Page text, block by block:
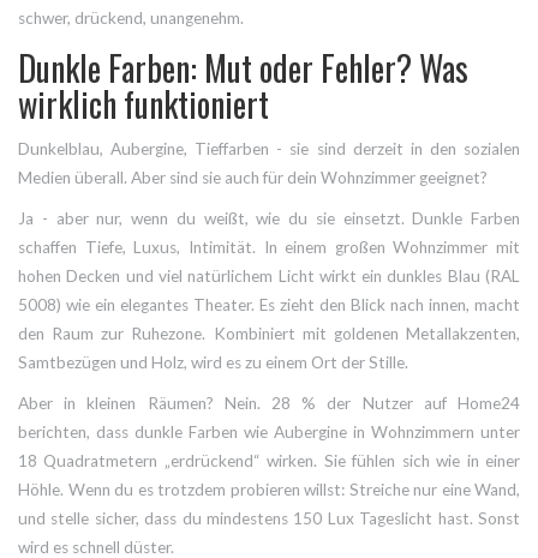
schwer, drückend, unangenehm.
Dunkle Farben: Mut oder Fehler? Was
wirklich funktioniert
Dunkelblau, Aubergine, Tieffarben - sie sind derzeit in den sozialen
Medien überall. Aber sind sie auch für dein Wohnzimmer geeignet?
Ja - aber nur, wenn du weißt, wie du sie einsetzt. Dunkle Farben
schaffen Tiefe, Luxus, Intimität. In einem großen Wohnzimmer mit
hohen Decken und viel natürlichem Licht wirkt ein dunkles Blau (RAL
5008) wie ein elegantes Theater. Es zieht den Blick nach innen, macht
den Raum zur Ruhezone. Kombiniert mit goldenen Metallakzenten,
Samtbezügen und Holz, wird es zu einem Ort der Stille.
Aber in kleinen Räumen? Nein. 28 % der Nutzer auf Home24
berichten, dass dunkle Farben wie Aubergine in Wohnzimmern unter
18 Quadratmetern „erdrückend“ wirken. Sie fühlen sich wie in einer
Höhle. Wenn du es trotzdem probieren willst: Streiche nur eine Wand,
und stelle sicher, dass du mindestens 150 Lux Tageslicht hast. Sonst
wird es schnell düster.